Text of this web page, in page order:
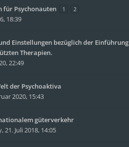
für Psychonauten 1 2
18:39
Einstellungen bezüglich der Einführung
Therapien.
22:49
der Psychoaktiva
2020, 15:43
güterverkehr
,21. Juli 2018, 14:05